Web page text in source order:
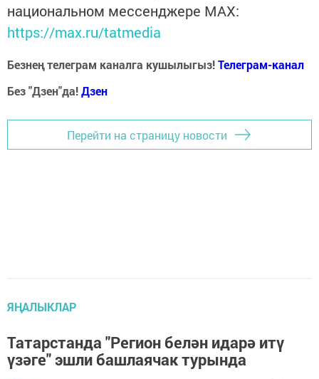
национальном мессенджере MАХ:
https://max.ru/tatmedia
Безнең телеграм каналга кушылыгыз!Телеграм-канал
Без "Дзен"да!Дзен
Перейти на страницу новости
ЯҢАЛЫКЛАР
Татарстанда "Регион белән идарә итү
үзәге" эшли башлаячак турында